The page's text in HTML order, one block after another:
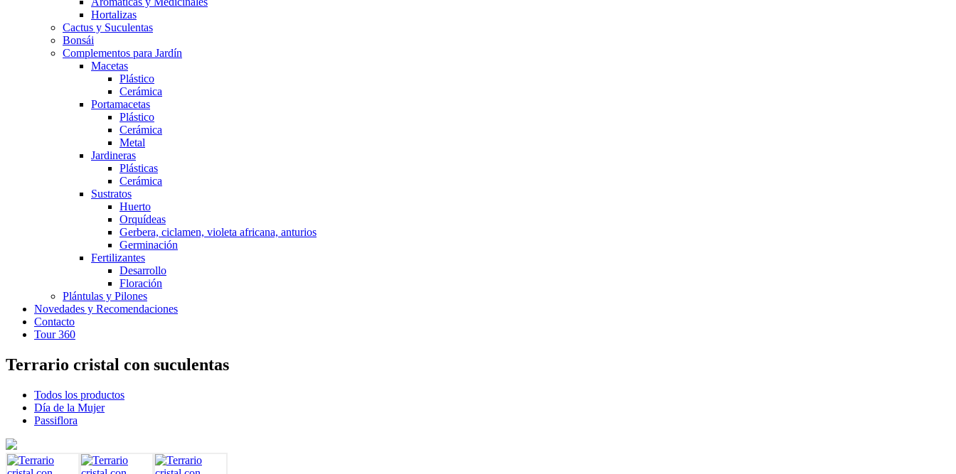
Hortalizas
Cactus y Suculentas
Bonsái
Complementos para Jardín
Macetas
Plástico
Cerámica
Portamacetas
Plástico
Cerámica
Metal
Jardineras
Plásticas
Cerámica
Sustratos
Huerto
Orquídeas
Gerbera, ciclamen, violeta africana, anturios
Germinación
Fertilizantes
Desarrollo
Floración
Plántulas y Pilones
Novedades y Recomendaciones
Contacto
Tour 360
Terrario cristal con suculentas
Todos los productos
Día de la Mujer
Passiflora